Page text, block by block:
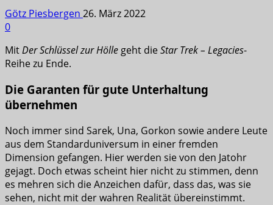
Götz Piesbergen 26. März 2022
0
MitDer Schlüssel zur Hölle geht dieStar Trek – Legacies-
Reihe zu Ende.
Die Garanten für gute Unterhaltung
übernehmen
Noch immer sind Sarek, Una, Gorkon sowie andere Leute
aus dem Standarduniversum in einer fremden
Dimension gefangen. Hier werden sie von den Jatohr
gejagt. Doch etwas scheint hier nicht zu stimmen, denn
es mehren sich die Anzeichen dafür, dass das, was sie
sehen, nicht mit der wahren Realität übereinstimmt.